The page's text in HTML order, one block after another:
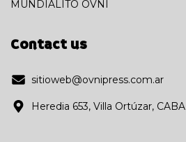
MUNDIALITO OVNI
Contact us
sitioweb@ovnipress.com.ar
Heredia 653, Villa Ortúzar, CABA